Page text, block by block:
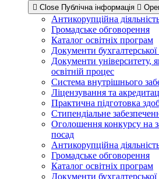
Close Публічна інформація
Антикорупційна
Громадське обговорення
Каталог освітніх програм
Документи
Документи університету,
освітній процес
Система внутрішнього
Ліцензування та
Практична підготовка
Стипендіальне
Оголошення конкурсу на
посад
Антикорупційна
Громадське обговорення
Каталог освітніх програм
Документи